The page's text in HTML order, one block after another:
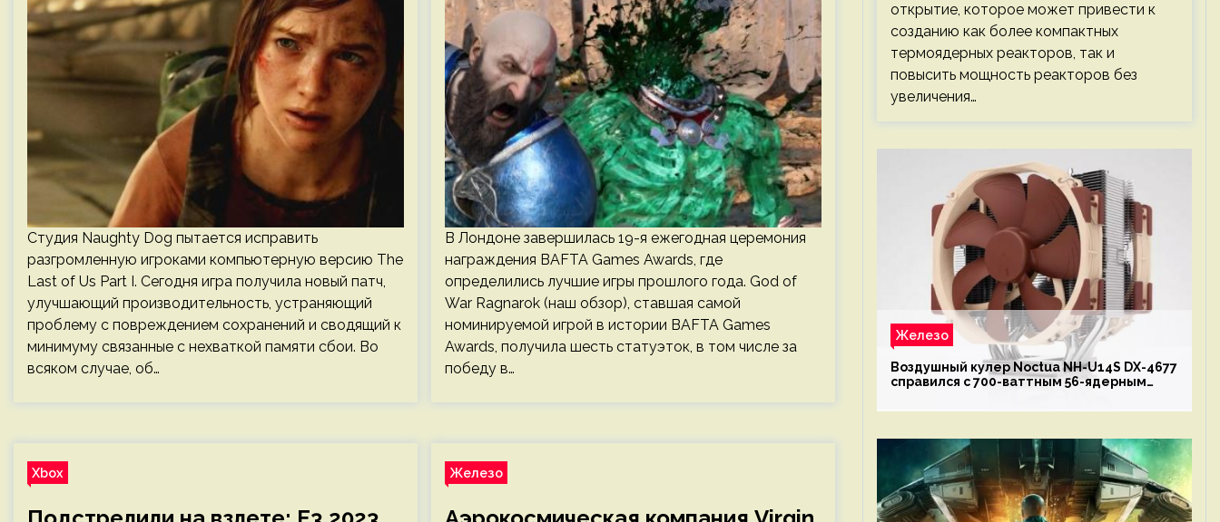
Студия Naughty Dog пытается исправить
разгромленную игроками компьютерную версию The
Last of Us Part I. Сегодня игра получила новый патч,
улучшающий производительность, устраняющий
проблему с повреждением сохранений и сводящий к
минимуму связанные с нехваткой памяти сбои. Во
всяком случае, об…
В Лондоне завершилась 19-я ежегодная церемония
награждения BAFTA Games Awards, где
определились лучшие игры прошлого года. God of
War Ragnarok (наш обзор), ставшая самой
номинируемой игрой в истории BAFTA Games
Awards, получила шесть статуэток, в том числе за
победу в…
Xbox Железо
открытие, которое может привести к
созданию как более компактных
термоядерных реакторов, так и
повысить мощность реакторов без
увеличения…
Железо
Воздушный кулер Noctua NH-U14S DX-4677
справился с 700-ваттным 56-ядерным